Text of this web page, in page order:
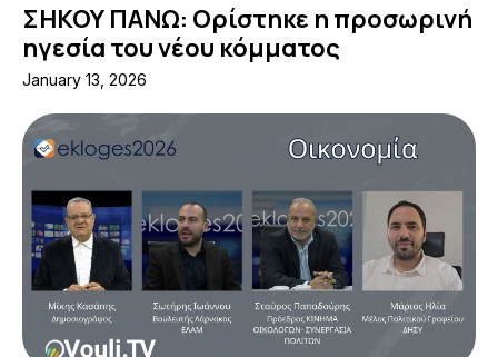
ΣΗΚΟΥ ΠΑΝΩ: Ορίστηκε η προσωρινή
ηγεσία του νέου κόμματος
January 13, 2026